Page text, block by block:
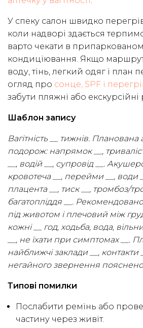
У спеку салон швидко
коли надворі здається
варто чекати в
кондиціювання. Якщо маршрут
воду, тінь, легкий одяг і
огляд про сонце, SPF і
забути пляжні або
Шаблон запису
Вагітність __ тижнів.
подорож: напрямок __,
__, водій __, супровід __.
кровотеча __, перейми __, води
плацента __, тиск __, тромбоз/
багатопліддя __.
під животом і плечовий між
кожні __ год, ходьба, вода,
__, не їхати при симптомах __.
найближчі заклади __, контакти
негайного звернення
Типові помилки
Послабити ремінь або
частину через живіт.